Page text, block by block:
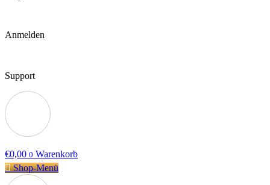
Anmelden
Support
€0,00 0 Warenkorb
Shop-Menü